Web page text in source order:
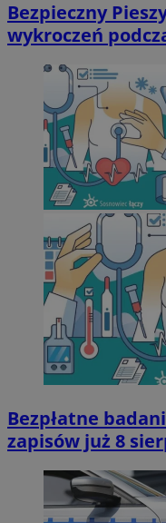
Bezpieczny
wykroczeń
Bezpłatne
zapisów już 8